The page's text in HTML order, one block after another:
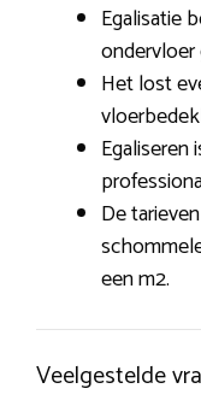
Egalisatie
Het lost
Egaliseren
De
een m2.
Veelgestelde